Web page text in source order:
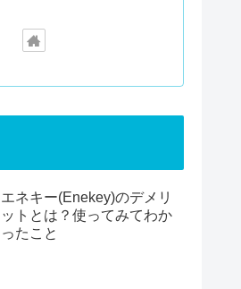
エネキー(Enekey)のデメリ
ットとは？使ってみてわか
ったこと